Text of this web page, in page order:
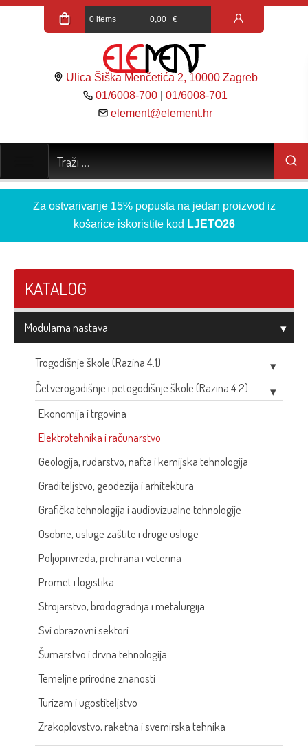
0 items 0,00 €
Ulica Šiška Menčetića 2, 10000 Zagreb
01/6008-700 |01/6008-701
element@element.hr
Za ostvarivanje 15% popusta na jedan proizvod iz
košarice iskoristite kod LJETO26
KATALOG
Modularna nastava
Trogodišnje škole (Razina 4.1)
Četverogodišnje i petogodišnje škole (Razina 4.2)
Ekonomija i trgovina
Elektrotehnika i računarstvo
Geologija, rudarstvo, nafta i kemijska tehnologija
Graditeljstvo, geodezija i arhitektura
Grafička tehnologija i audiovizualne tehnologije
Osobne, usluge zaštite i druge usluge
Poljoprivreda, prehrana i veterina
Promet i logistika
Strojarstvo, brodogradnja i metalurgija
Svi obrazovni sektori
Šumarstvo i drvna tehnologija
Temeljne prirodne znanosti
Turizam i ugostiteljstvo
Zrakoplovstvo, raketna i svemirska tehnika